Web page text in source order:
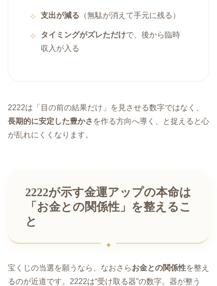
支出が減る （無駄が消えて手元に残る）
タイミングがズレただけで、後から臨時
収入が入る
2222は「目の前の結果だけ」を見させる数字ではなく、
長期的に安定した豊かさ を作る方向へ導く、と捉えると心
が乱れにくくなります。
2222が示す金運アップの本命は
「お金との関係性」を整えるこ
と
宝くじの当選を願うなら、なおさらお金との関係性を整え
るのが近道です。2222は“受け取る器”の数字。器が整う